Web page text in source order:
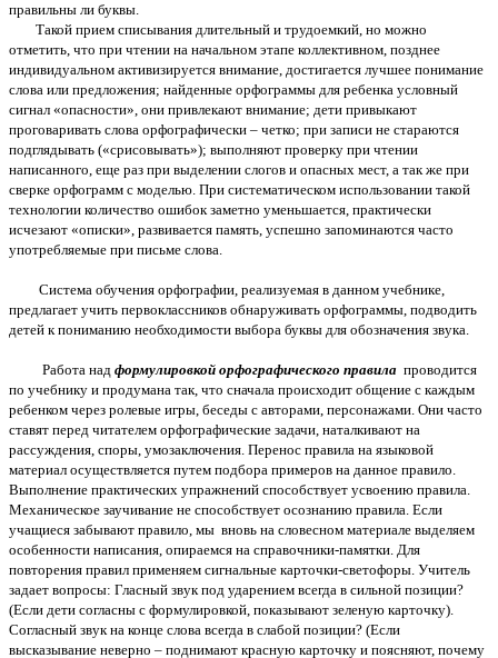
правильны ли буквы.
Такой прием списывания длительный и трудоемкий, но можно
отметить, что при чтении на начальном этапе коллективном, позднее
индивидуальном активизируется внимание, достигается лучшее понимание
слова или предложения; найденные орфограммы для ребенка условный
сигнал «опасности», они привлекают внимание; дети привыкают
проговаривать слова орфографически – четко; при записи не стараются
подглядывать («срисовывать»); выполняют проверку при чтении
написанного, еще раз при выделении слогов и опасных мест, а так же при
сверке орфограмм с моделью. При систематическом использовании такой
технологии количество ошибок заметно уменьшается, практически
исчезают «описки», развивается память, успешно запоминаются часто
употребляемые при письме слова.
Система обучения орфографии, реализуемая в данном учебнике,
предлагает учить первоклассников обнаруживать орфограммы, подводить
детей к пониманию необходимости выбора буквы для обозначения звука.
Работа над формулировкой орфографического правила проводится
по учебнику и продумана так, что сначала происходит общение с каждым
ребенком через ролевые игры, беседы с авторами, персонажами. Они часто
ставят перед читателем орфографические задачи, наталкивают на
рассуждения, споры, умозаключения. Перенос правила на языковой
материал осуществляется путем подбора примеров на данное правило.
Выполнение практических упражнений способствует усвоению правила.
Механическое заучивание не способствует осознанию правила. Если
учащиеся забывают правило, мы вновь на словесном материале выделяем
особенности написания, опираемся на справочники-памятки. Для
повторения правил применяем сигнальные карточки-светофоры. Учитель
задает вопросы: Гласный звук под ударением всегда в сильной позиции?
(Если дети согласны с формулировкой, показывают зеленую карточку).
Согласный звук на конце слова всегда в слабой позиции? (Если
высказывание неверно – поднимают красную карточку и поясняют, почему